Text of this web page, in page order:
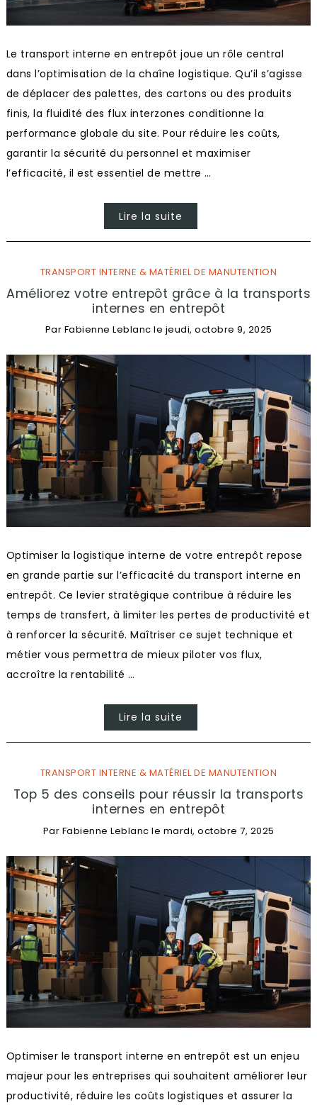
Le transport interne en entrepôt joue un rôle central
dans l’optimisation de la chaîne logistique. Qu’il s’agisse
de déplacer des palettes, des cartons ou des produits
finis, la fluidité des flux interzones conditionne la
performance globale du site. Pour réduire les coûts,
garantir la sécurité du personnel et maximiser
l’efficacité, il est essentiel de mettre …
Lire la suite
TRANSPORT INTERNE & MATÉRIEL DE MANUTENTION
Améliorez votre entrepôt grâce à la transports
internes en entrepôt
Par Fabienne Leblanc le jeudi, octobre 9, 2025
Optimiser la logistique interne de votre entrepôt repose
en grande partie sur l’efficacité du transport interne en
entrepôt. Ce levier stratégique contribue à réduire les
temps de transfert, à limiter les pertes de productivité et
à renforcer la sécurité. Maîtriser ce sujet technique et
métier vous permettra de mieux piloter vos flux,
accroître la rentabilité …
Lire la suite
TRANSPORT INTERNE & MATÉRIEL DE MANUTENTION
Top 5 des conseils pour réussir la transports
internes en entrepôt
Par Fabienne Leblanc le mardi, octobre 7, 2025
Optimiser le transport interne en entrepôt est un enjeu
majeur pour les entreprises qui souhaitent améliorer leur
productivité, réduire les coûts logistiques et assurer la